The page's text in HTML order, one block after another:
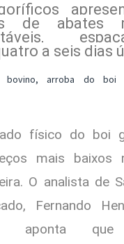
de abates
a seis dias
físico do boi
mais baixos
O analista de
Fernando
aponta